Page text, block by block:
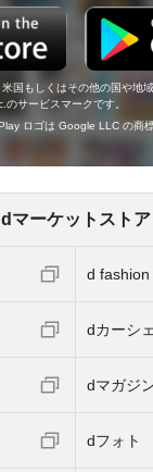
国もしくはその他の国や地
サービスマークです。
ロゴは Google LLC の商標
dマーケットストア
d fashion
dカーシ
dマガジ
dフォト